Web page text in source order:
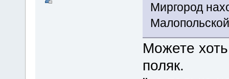
Миргород
Можете
поляк.